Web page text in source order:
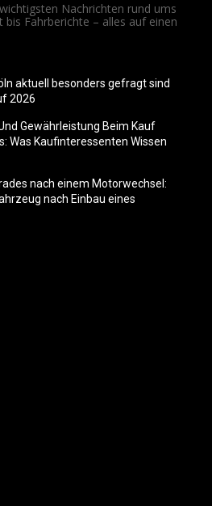
Nachrichten rund ums
Fahrberichte – alles auf einen
aktuell besonders gefragt sind
2026
Gewährleistung Beim Kauf
Was Kaufinteressenten Wissen
nach einem Motorwechsel:
nach Einbau eines